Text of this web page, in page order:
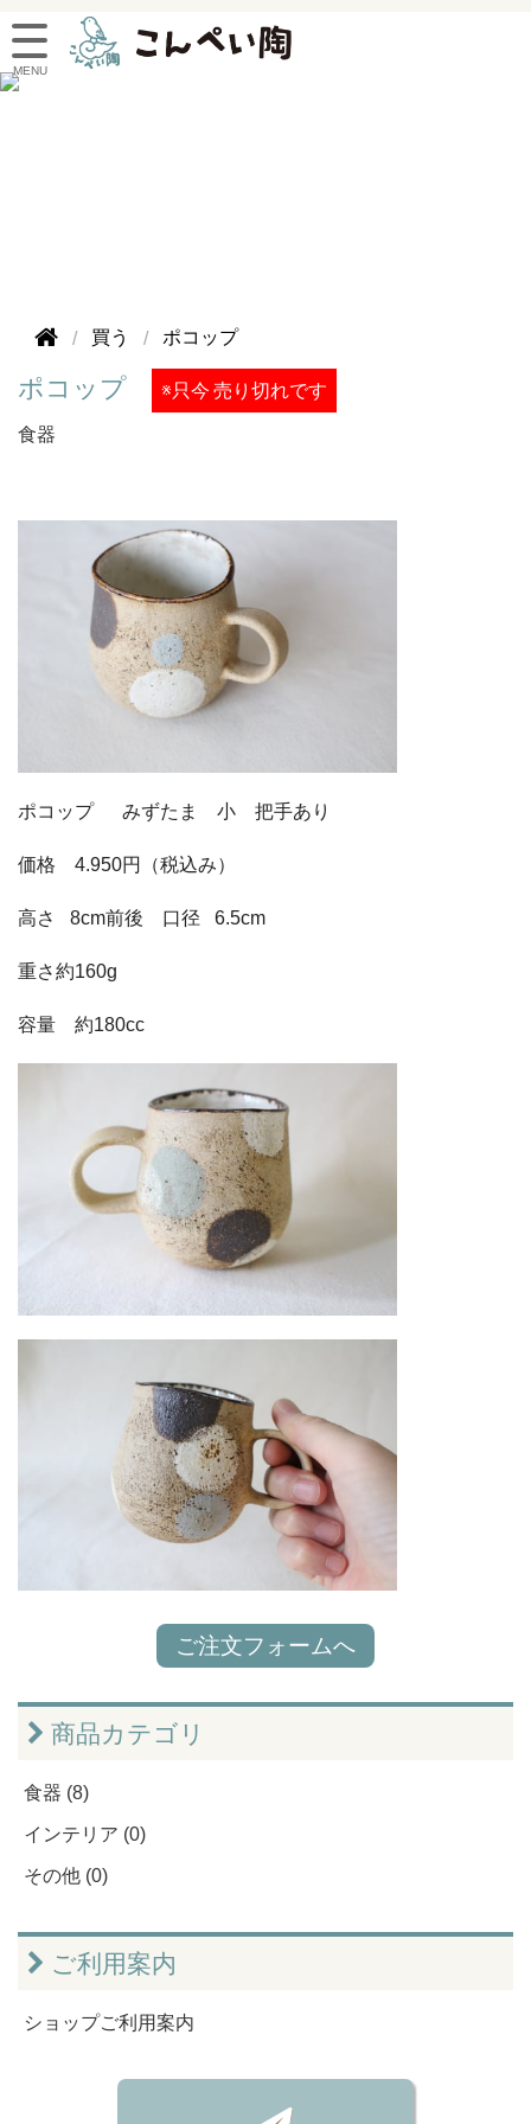
買う ポコップ
ポコップ ※只今 売り切れです
食器
ポコップ みずたま 小 把手あり
価格 4.950円 （税込み）
高さ 8cm前後 口径 6.5cm
重さ約160g
容量 約180cc
ご注文フォームへ
商品カテゴリ
食器 (8)
インテリア (0)
その他 (0)
ご利用案内
ショップご利用案内